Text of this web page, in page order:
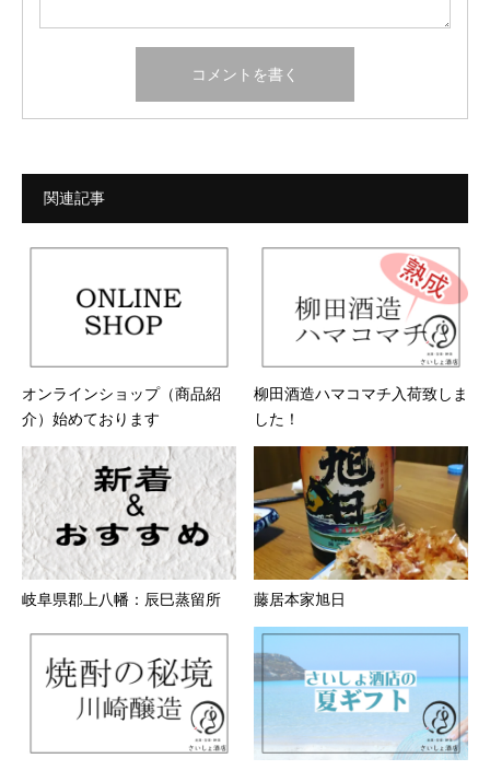
関連記事
オンラインショップ（商品紹
介）始めております
柳田酒造ハマコマチ入荷致しま
した！
岐阜県郡上八幡：辰巳蒸留所 藤居本家旭日